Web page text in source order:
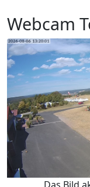
Webcam
Das Bild